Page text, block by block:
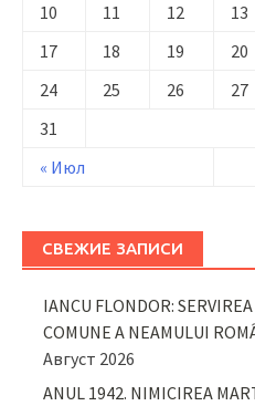
« Июл
10
11 12 13
17
18 19 20
24
25 26 27
31
СВЕЖИЕ ЗАПИСИ
IANCU FLONDOR:
COMUNE A NEAMULUI
Август 2026
ANUL 1942. NIMICIREA